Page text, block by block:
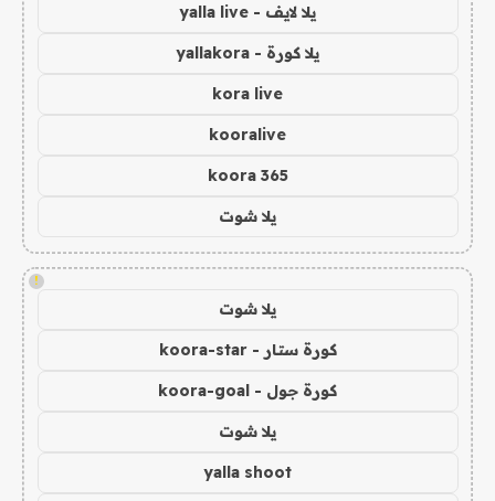
يلا لايف - yalla live
يلا كورة - yallakora
kora live
kooralive
koora 365
يلا شوت
!
يلا شوت
كورة ستار - koora-star
كورة جول - koora-goal
يلا شوت
yalla shoot